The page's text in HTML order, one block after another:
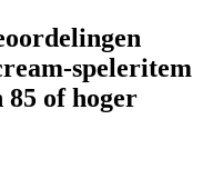
speleritem
85 of hoger